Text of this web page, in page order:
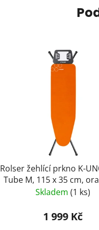
Rolser žehlící prkno K-
Tube M, 115 x 35 cm,
Skladem(1 ks)
1 999 Kč